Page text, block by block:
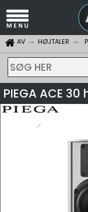
AV HØJTALER
SØG HER
PIEGA ACE